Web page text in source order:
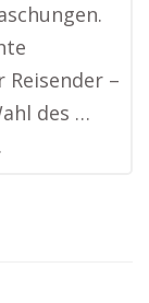
–
des …